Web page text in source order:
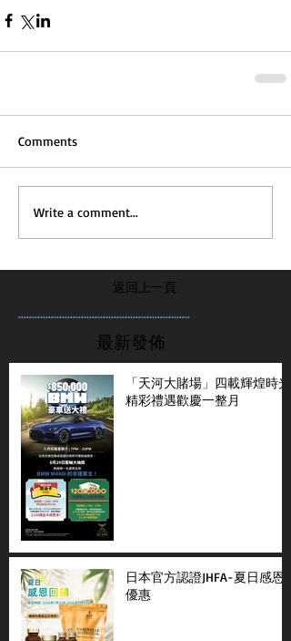
Comments
Write a comment...
返回上一頁
...............................................................
最新發佈
「天河大賭場」四載輝煌時光
精彩禮遇歡慶一整月
日本官方認證JHFA-夏日感恩
優惠